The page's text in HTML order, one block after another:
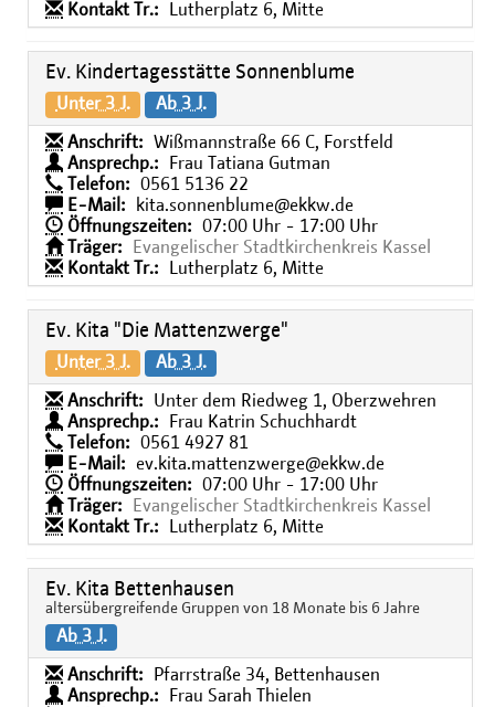
Kontakt Tr.:
Lutherplatz 6, Mitte
Ev. Kindertagesstätte Sonnenblume
Unter 3 J. Ab 3 J.
Anschrift:
Wißmannstraße 66 C, Forstfeld
Ansprechp.:
Frau Tatiana Gutman
Telefon:
0561 5136 22
E-Mail:
kita.sonnenblume@ekkw.de
Öffnungszeiten:
07:00 Uhr - 17:00 Uhr
Träger:
Evangelischer Stadtkirchenkreis Kassel
Kontakt Tr.:
Lutherplatz 6, Mitte
Ev. Kita "Die Mattenzwerge"
Unter 3 J. Ab 3 J.
Anschrift:
Unter dem Riedweg 1, Oberzwehren
Ansprechp.:
Frau Katrin Schuchhardt
Telefon:
0561 4927 81
E-Mail:
ev.kita.mattenzwerge@ekkw.de
Öffnungszeiten:
07:00 Uhr - 17:00 Uhr
Träger:
Evangelischer Stadtkirchenkreis Kassel
Kontakt Tr.:
Lutherplatz 6, Mitte
Ev. Kita Bettenhausen
altersübergreifende Gruppen von 18 Monate bis 6 Jahre
Ab 3 J.
Anschrift:
Pfarrstraße 34, Bettenhausen
Ansprechp.:
Frau Sarah Thielen